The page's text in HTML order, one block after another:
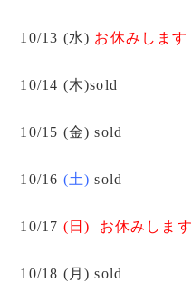
10/13 (水) お休みします
10/14 (木)sold
10/15 (金) sold
10/16 (土) sold
10/17 (日) お休みします
10/18 (月) sold